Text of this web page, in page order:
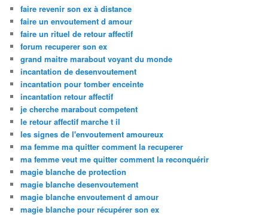
faire revenir son ex à distance
faire un envoutement d amour
faire un rituel de retour affectif
forum recuperer son ex
grand maitre marabout voyant du monde
incantation de desenvoutement
incantation pour tomber enceinte
incantation retour affectif
je cherche marabout competent
le retour affectif marche t il
les signes de l'envoutement amoureux
ma femme ma quitter comment la recuperer
ma femme veut me quitter comment la reconquérir
magie blanche de protection
magie blanche desenvoutement
magie blanche envoutement d amour
magie blanche pour récupérer son ex